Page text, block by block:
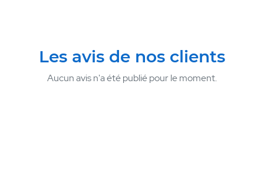
Les avis de nos clients
Aucun avis n'a été publié pour le moment.